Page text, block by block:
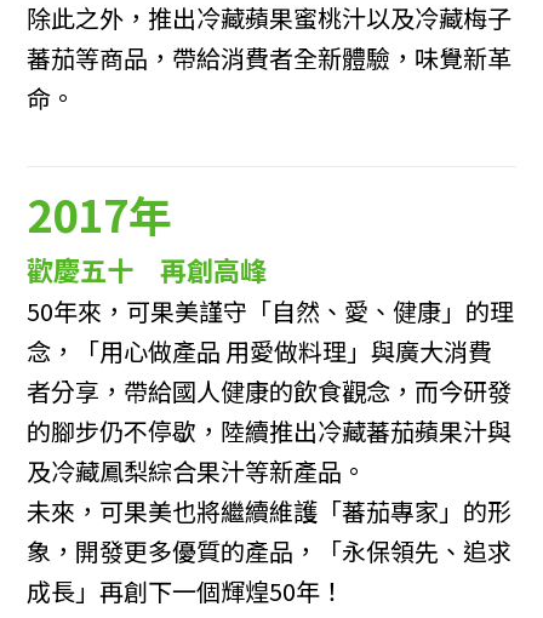
除此之外，推出冷藏蘋果蜜桃汁以及冷藏梅子
蕃茄等商品，帶給消費者全新體驗，味覺新革
命。
2017年
歡慶五十 再創高峰
50年來，可果美謹守「自然、愛、健康」的理
念，「用心做產品 用愛做料理」與廣大消費
者分享，帶給國人健康的飲食觀念，而今研發
的腳步仍不停歇，陸續推出冷藏蕃茄蘋果汁與
及冷藏鳳梨綜合果汁等新產品。
未來，可果美也將繼續維護「蕃茄專家」的形
象，開發更多優質的產品，「永保領先、追求
成長」再創下一個輝煌50年！